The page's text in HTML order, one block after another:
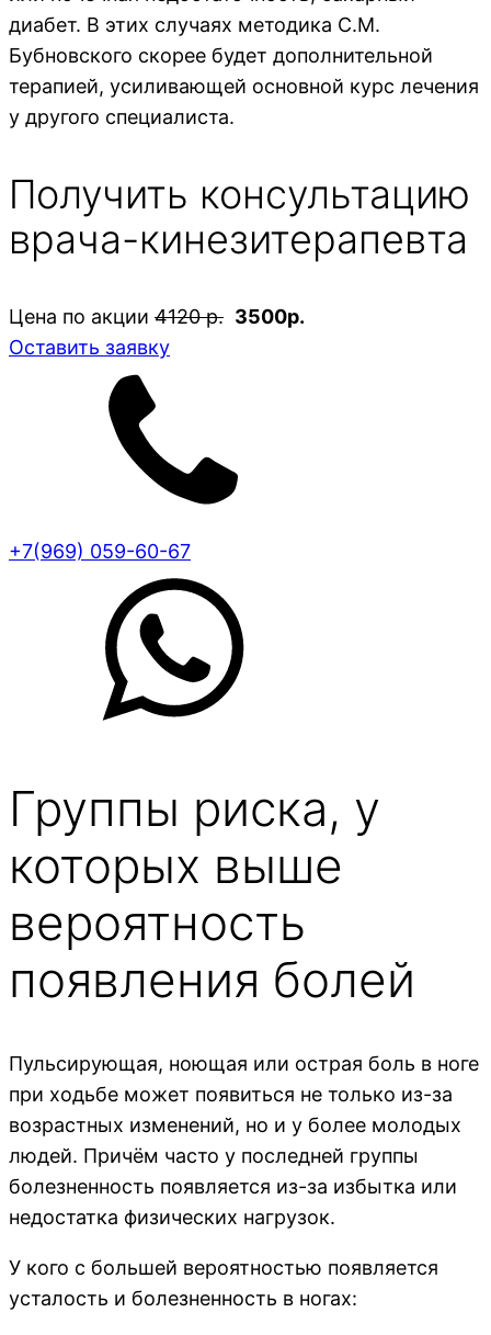
диабет. В этих случаях методика С.М.
Бубновского скорее будет дополнительной
терапией, усиливающей основной курс лечения
у другого специалиста.
Получить консультацию
врача-кинезитерапевта
Цена по акции 4120 р. 3500р.
Оставить заявку
+7(969) 059-60-67
Группы риска, у
которых выше
вероятность
появления болей
Пульсирующая, ноющая или острая боль в ноге
при ходьбе может появиться не только из-за
возрастных изменений, но и у более молодых
людей. Причём часто у последней группы
болезненность появляется из-за избытка или
недостатка физических нагрузок.
У кого с большей вероятностью появляется
усталость и болезненность в ногах: